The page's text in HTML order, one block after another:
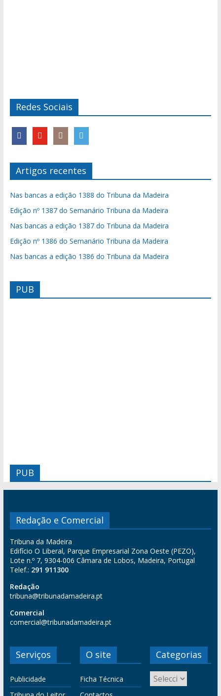
Redes Sociais
Artigos recentes
Nas bancas a edição 1388 do Tribuna da Madeira
Edição nº 1387 do Semanário Tribuna da Madeira
Nas bancas a edição 1387 do Tribuna da Madeira
Edição nº 1386 do Semanário Tribuna da Madeira
Nas bancas a edição 1386 do Tribuna da Madeira
PUB
PUB
Redação e Comercial
Tribuna da Madeira
Edifício O Liberal, Parque Empresarial Zona Oeste (PEZO),
Lote n.º 7, 9304-006 Câmara de Lobos, Madeira, Portugal
Telef.: 291 911300
Redação
tribuna@tribunadamadeira.pt
Comercial
comercial@tribunadamadeira.pt
Serviços
Publicidade
O site
Ficha Técnica
Categorias